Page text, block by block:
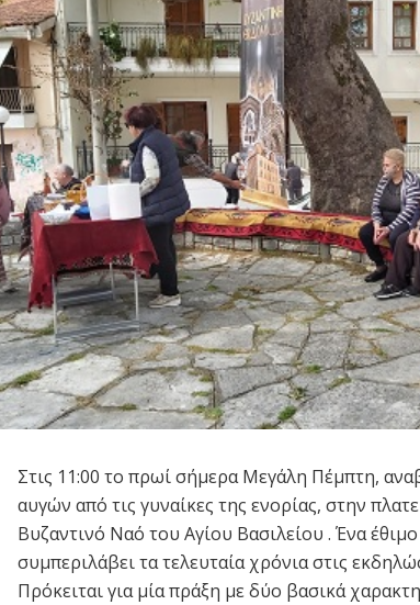
Στις 11:00 το πρωί σήμερα Μεγάλη Πέμπτη,
αυγών από τις γυναίκες της ενορίας, στην
Βυζαντινό Ναό του Αγίου Βασιλείου . Ένα
συμπεριλάβει τα τελευταία χρόνια στις
Πρόκειται για μία πράξη με δύο βασικά